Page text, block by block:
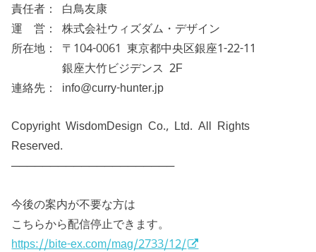
責任者： 白鳥友康
運 営： 株式会社ウィズダム・デザイン
所在地： 〒104-0061 東京都中央区銀座1-22-11
銀座大竹ビジデンス 2F
連絡先： info@curry-hunter.jp
Copyright WisdomDesign Co., Ltd. All Rights
Reserved.
─────────────────────
今後の案内が不要な方は
こちらから配信停止できます。
https://bite-ex.com/mag/2733/12/